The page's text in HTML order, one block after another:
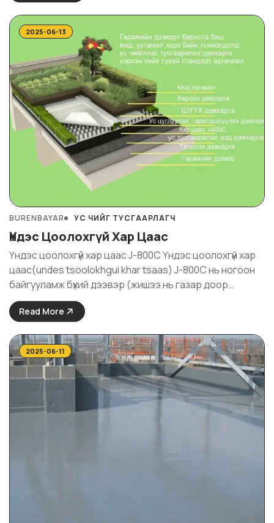
суурьтай эмульсэн төрлийн ус тусгаарлах ...
2025-06-13
BURENBAYAR УС ЧИЙГ ТУСГААРЛАГЧ
Үндэс Цоолохгүй Хар Цаас
Үндэс цоолохгүй хар цаас J-800C Үндэс цоолохгүй хар
цаас(undes tsoolokhgui khar tsaas) J-800C нь ногоон
байгууламж бүхий дээвэр (жишээ нь газар доор
байрлах гараажийн зарим хэсэгийн ургамалтай
дээвэр)-т зориулагдсан, үндэсний нэвчилтэнд
материал нь дараах онцлогтой: Үндэс цоолохгүй ...
Read More
2025-06-11